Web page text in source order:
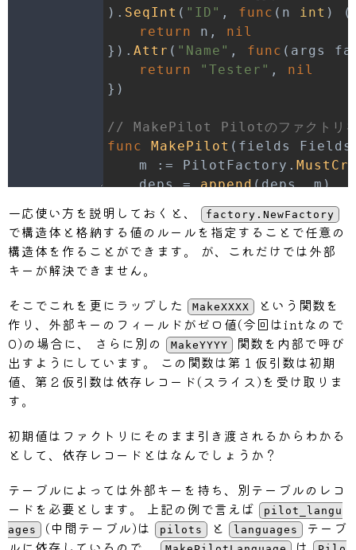
) . SeqInt ( "ID" , func ( n int ) (
return
n ,
nil
} ) . Attr ( "Name" , func ( args
return
"Tester" ,
nil
} )
// MakePilot Pilotのファクトリを
func
MakePilot ( fields Fields
	m
:= PilotFactory .
	deps
= append(deps, m)
m,
}
var LanguageFactory =
&
.SeqInt "ID", func ( n int )
return n, nil
} ). Attr("Language" , func (
return "English" ,
nil
} )
func
MakeLanguage( fields
	m
:= LanguageFactory
return m ,
}
var PilotLanguageFactory =
一応使い方を説明しておくと、 factory.NewFactory
で構造体と格納する値のルールを指定することで任意の
構造体を作ることができます。 が、これだけでは外部
キーが解決できません。
そこでこれを更にラップした
MakeXXXX
という関数を
作り、外部キーのフィールドがゼロ値(今回はintなので
0)の場合に、 さらに別の
MakeYYYY
関数を内部で呼び
出すようにしています。 この関数は第１仮引数は初期
値、第２仮引数は依存レコード(スライス)を受け取りま
す。
初期値はファクトリにそのまま引き渡されるからわかる
として、依存レコードとはなんでしょうか？
テーブルによっては外部キーを持ち、別テーブルのレコ
ードを必要とします。 上記の例で言えば
pilot_langu
ages
(中間テーブル)は pilots と languages
テーブ